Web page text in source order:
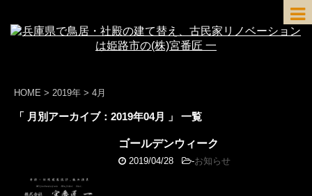
HOME > 2019年 > 4月
「 月別アーカイブ：2019年04月 」 一覧
ゴールデンウィーク
2019/04/28 -お知らせ